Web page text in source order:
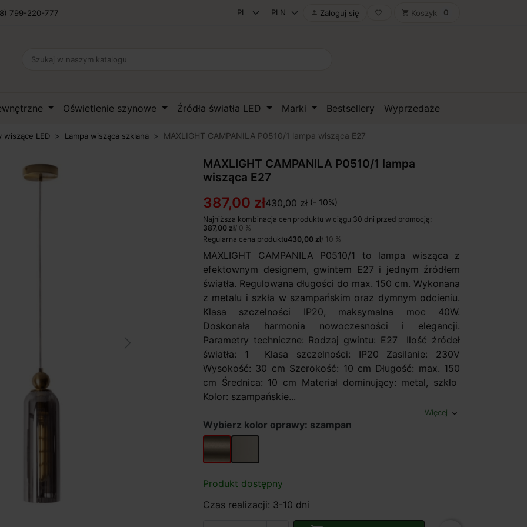
799-220-777  Zaloguj się favorite_border shopping_cart Koszyk 0
Oświetlenie szynowe Źródła światła LED Marki Bestsellery Wyprzedaże
wiszące LED Lampa wisząca szklana MAXLIGHT CAMPANILA P0510/1 lampa wisząca E27
MAXLIGHT CAMPANILA P0510/1 lampa
wisząca E27
387,00 zł430,00 zł (- 10%)
Najniższa kombinacja cen produktu w ciągu 30 dni przed promocją:
387,00 zł/ 0 %
Regularna cena produktu430,00 zł/ 10 %
MAXLIGHT CAMPANILA P0510/1 to lampa wisząca z
efektownym designem, gwintem E27 i jednym źródłem
światła. Regulowana długości do max. 150 cm. Wykonana
z metalu i szkła w szampańskim oraz dymnym odcieniu.
Klasa szczelności IP20, maksymalna moc 40W.
Doskonała harmonia nowoczesności i elegancji.
Parametry techniczne: Rodzaj gwintu: E27 Ilość źródeł
światła: 1 Klasa szczelności: IP20 Zasilanie: 230V
Wysokość: 30 cm Szerokość: 10 cm Długość: max. 150
cm Średnica: 10 cm Materiał dominujący: metal, szkło
Kolor: szampańskie...
Więcej expand_more
Wybierz kolor oprawy: szampan
szampandymny
Produkt dostępny
Czas realizacji: 3-10 dni